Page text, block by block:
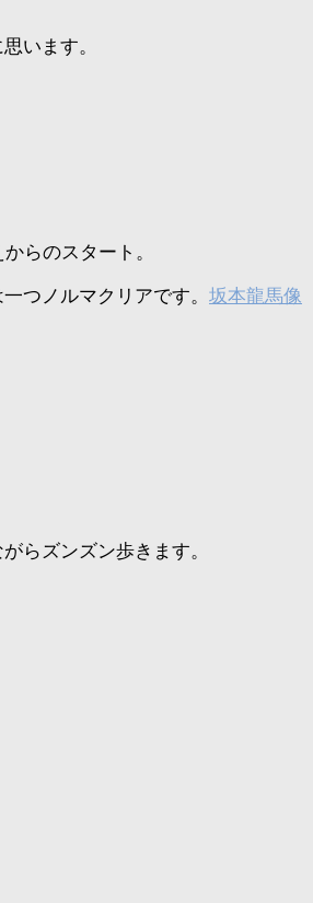
います。
らのスタート。
つノルマクリアです。 坂本龍馬像
らズンズン歩きます。